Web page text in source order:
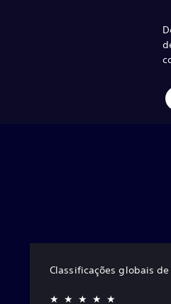
Classificações globais
★★★★★